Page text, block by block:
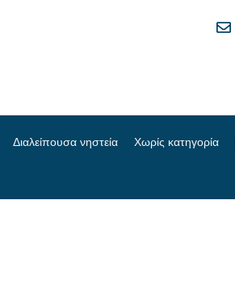
Διαλείπουσα νηστεία Χωρίς κατηγορία